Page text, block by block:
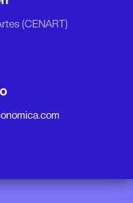
(CENART)